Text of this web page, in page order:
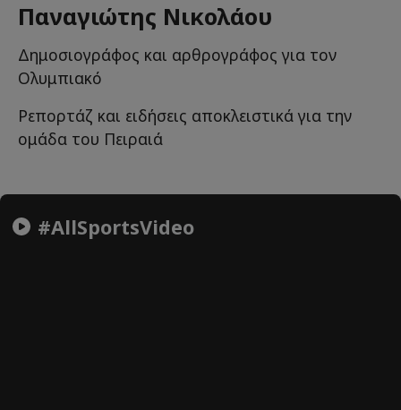
Παναγιώτης Νικολάου
Δημοσιογράφος και αρθρογράφος για τον
Ολυμπιακό
Ρεπορτάζ και ειδήσεις αποκλειστικά για την
ομάδα του Πειραιά
#AllSportsVideo